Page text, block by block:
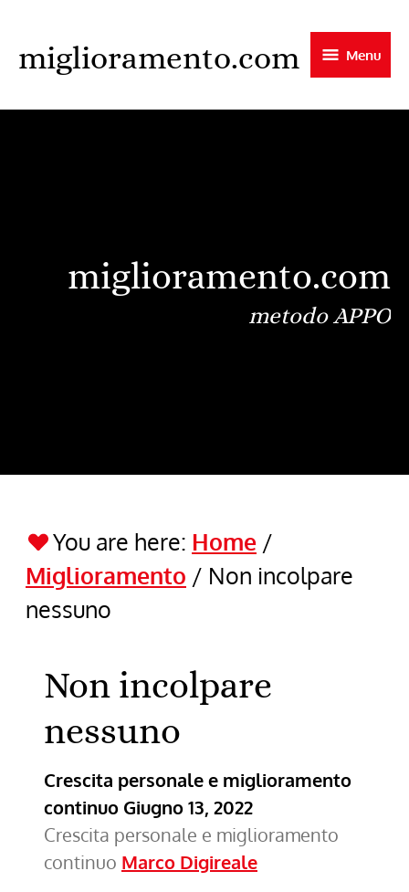
to
content
miglioramento.com Menu
miglioramento.com
metodo APPO
You are here: Home /
Miglioramento / Non incolpare
nessuno
Non incolpare
nessuno
Crescita personale e miglioramento
continuo Giugno 13, 2022
Crescita personale e miglioramento
continuo Marco Digireale